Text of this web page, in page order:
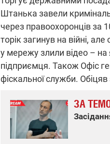
Штанька завели
через правоохоронців за
торік загинув на війні,
у мережу злили відео – на
підприємця. Також Офіс
фіскальної служби.
ЗА